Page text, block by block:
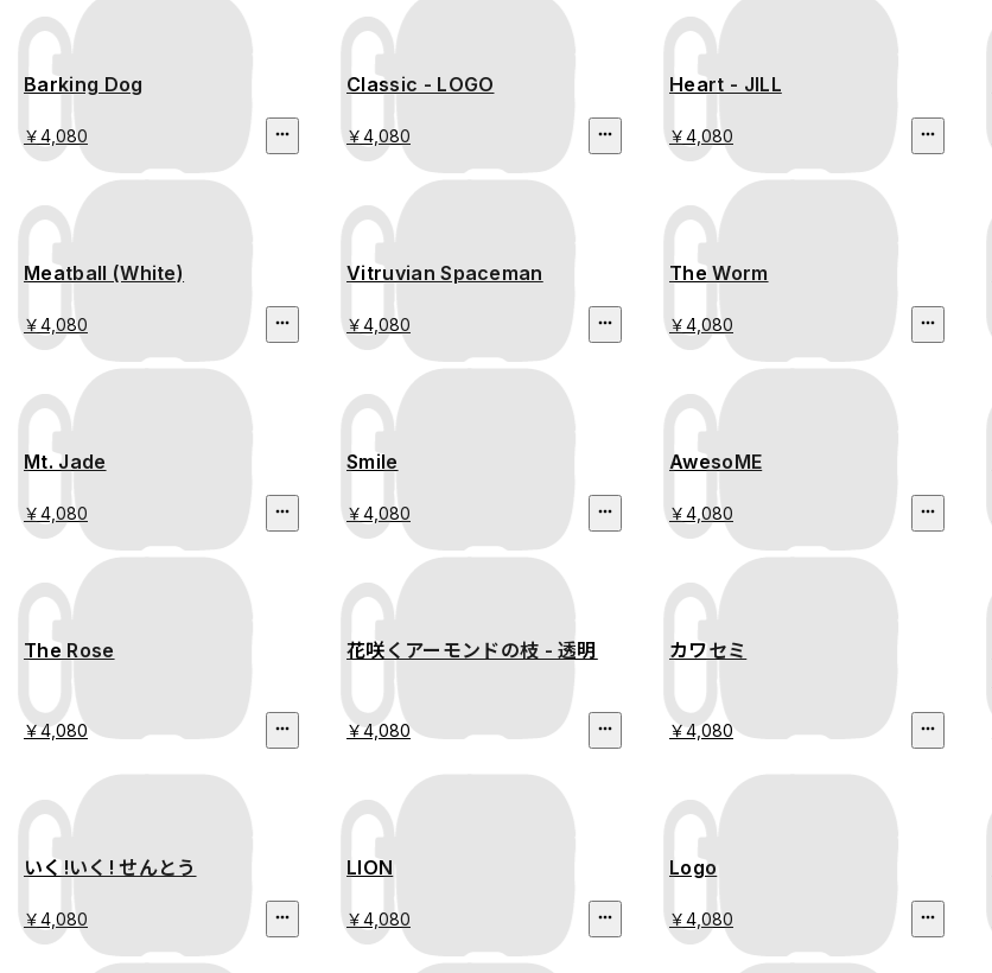
Barking Dog
￥4,080
Classic - LOGO
￥4,080
Heart - JILL
￥4,080
Meatball (White)
￥4,080
Vitruvian Spaceman
￥4,080
The Worm
￥4,080
Mt. Jade
￥4,080
Smile
￥4,080
AwesoME
￥4,080
The Rose
￥4,080
花咲くアーモンドの枝 - 透明
￥4,080
カワセミ
￥4,080
いく!いく! せんとう
￥4,080
LION
￥4,080
Logo
￥4,080